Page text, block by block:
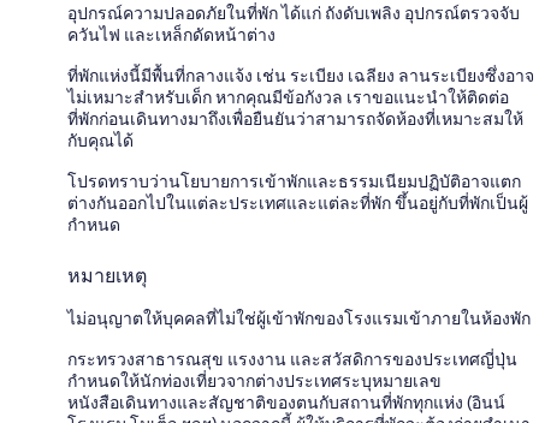
อุปกรณ์ความปลอดภัยในที่พัก ได้แก่ ถังดับเพลิง อุปกรณ์ตรวจจับ
ควันไฟ และเหล็กดัดหน้าต่าง
ที่พักแห่งนี้มีพื้นที่กลางแจ้ง เช่น ระเบียง เฉลียง ลานระเบียงซึ่งอาจ
ไม่เหมาะสำหรับเด็ก หากคุณมีข้อกังวล เราขอแนะนำให้ติดต่อ
ที่พักก่อนเดินทางมาถึงเพื่อยืนยันว่าสามารถจัดห้องที่เหมาะสมให้
กับคุณได้
โปรดทราบว่านโยบายการเข้าพักและธรรมเนียมปฏิบัติอาจแตก
ต่างกันออกไปในแต่ละประเทศและแต่ละที่พัก ขึ้นอยู่กับที่พักเป็นผู้
กำหนด
หมายเหตุ
ไม่อนุญาตให้บุคคลที่ไม่ใช่ผู้เข้าพักของโรงแรมเข้าภายในห้องพัก
กระทรวงสาธารณสุข แรงงาน และสวัสดิการของประเทศญี่ปุ่น
กำหนดให้นักท่องเที่ยวจากต่างประเทศระบุหมายเลข
หนังสือเดินทางและสัญชาติของตนกับสถานที่พักทุกแห่ง (อินน์